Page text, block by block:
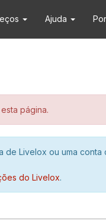
Ajuda
página.
de Livelox ou uma conta
do Livelox.